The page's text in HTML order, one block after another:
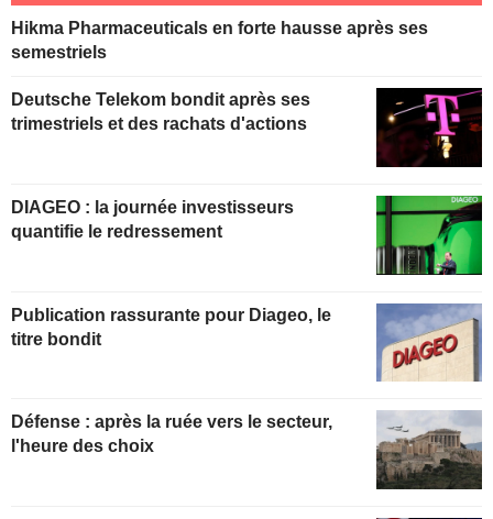
Hikma Pharmaceuticals en forte hausse après ses
semestriels
Deutsche Telekom bondit après ses
trimestriels et des rachats d'actions
DIAGEO : la journée investisseurs
quantifie le redressement
Publication rassurante pour Diageo, le
titre bondit
Défense : après la ruée vers le secteur,
l'heure des choix